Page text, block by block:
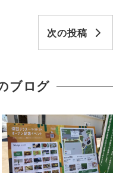
次の投稿
ブログ